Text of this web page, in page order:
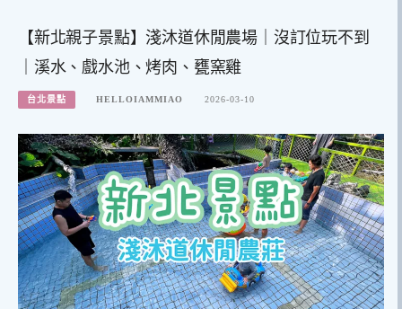
【新北親子景點】淺沐道休閒農場｜沒訂位玩不到
｜溪水、戲水池、烤肉、甕窯雞
台北景點 HELLOIAMMIAO 2026-03-10